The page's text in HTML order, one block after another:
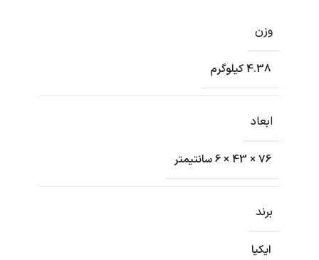
وزن
4.38 کیلوگرم
ابعاد
76 × 43 × 6 سانتیمتر
برند
ایکیا